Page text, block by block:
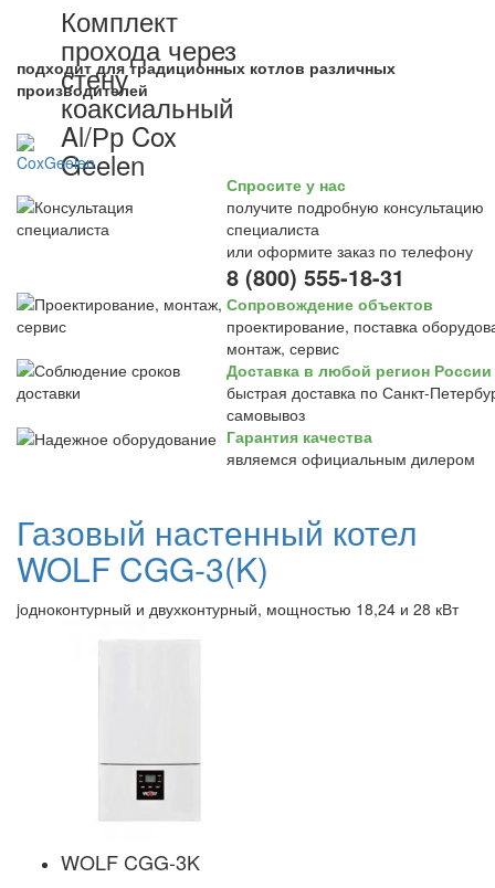
Комплект
прохода через
стену
коаксиальный
Al/Рр Cox
Geelen
подходит для традиционных котлов различных
производителей
Спросите у нас
получите подробную консультацию
специалиста
или оформите заказ по телефону
8 (800) 555-18-31
Сопровождение объектов
проектирование, поставка
монтаж, сервис
Доставка в любой регион России
быстрая доставка по Санкт-
самовывоз
Гарантия качества
являемся официальным дилером
Газовый настенный котел
WOLF CGG-3(K)
jодноконтурный и двухконтурный, мощностью 18,24 и 28 кВт
WOLF CGG-3K